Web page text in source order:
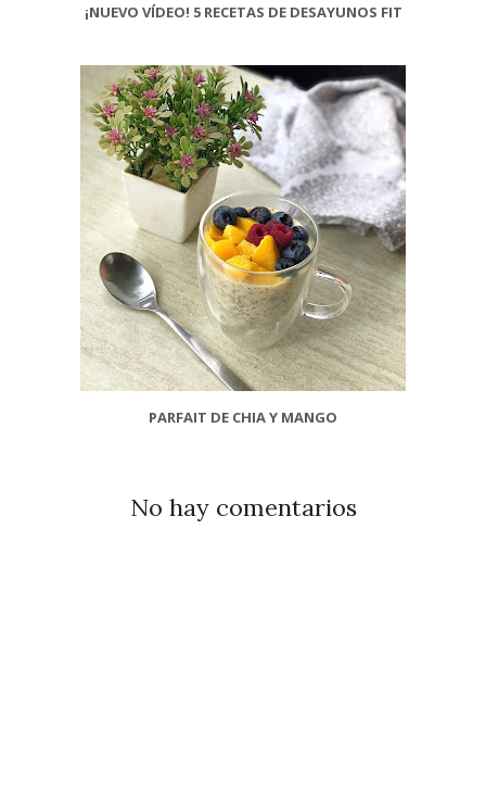
¡NUEVO VÍDEO! 5 RECETAS DE DESAYUNOS FIT
PARFAIT DE CHIA Y MANGO
No hay comentarios